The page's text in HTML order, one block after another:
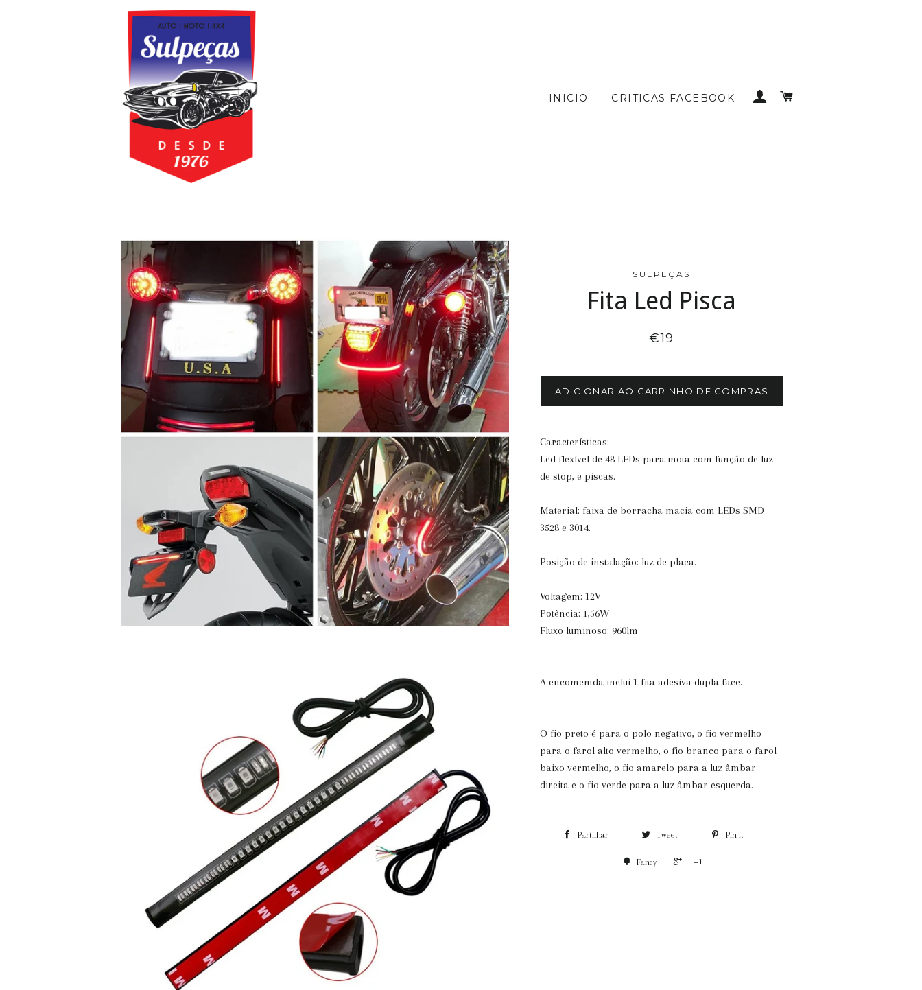
INICIO CRITICAS FACEBOOK INICIAR SESSÃO
SULPEÇAS
Fita Led Pisca
€19
ADICIONAR AO CARRINHO DE COMPRAS
Características:
Led flexível de 48 LEDs para mota com função de luz
de stop, e piscas.
Material: faixa de borracha macia com LEDs SMD
3528 e 3014.
Posição de instalação: luz de placa.
Voltagem: 12V
Potência: 1,56W
Fluxo luminoso: 960lm
A encomemda inclui 1 fita adesiva dupla face.
O fio preto é para o polo negativo, o fio vermelho
para o farol alto vermelho, o fio branco para o farol
baixo vermelho, o fio amarelo para a luz âmbar
direita e o fio verde para a luz âmbar esquerda.
Partilhar Tweet Pin it
Fancy +1